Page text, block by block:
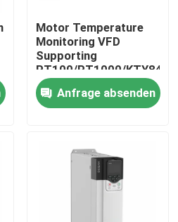
Antrieb
Motor Temperature
Monitoring VFD
Supporting
PT100/PT1000/KTY84
for Reliable
Performance
Anfrage absenden